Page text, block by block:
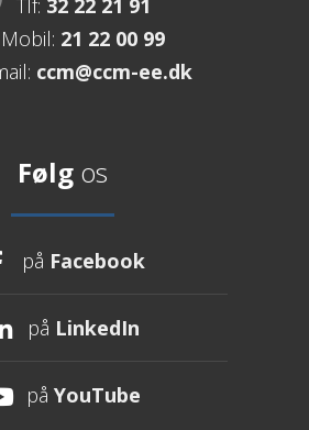
Tlf: 32 22 21 91
Mobil: 21 22 00 99
ccm@ccm-ee.dk
Følg os
på Facebook
på LinkedIn
på YouTube